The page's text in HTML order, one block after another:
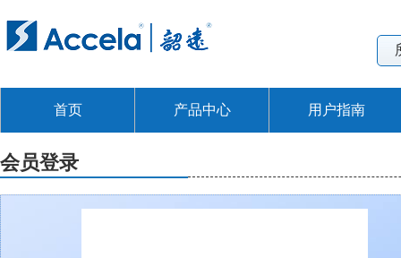
首页 产品中心 用户指南
会员登录